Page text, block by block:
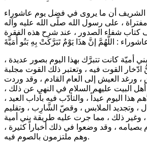
الشريف أن ما يروى في فضل يوم عاشوراء
، على رسول الله صلّى الله عليه وآله
شفاء الصدور ، عند شرح هذه الفقرة
: اللَّهُمَّ إنَّ هذَا يَوْمٌ تَبَرَّكَتْ بِهِ بَنُو أُمَيَّةَ
أميّة كانت تتبرَّك بهذا اليوم بصور عديدة ،
ادّخار القوت فيه ، وتعتبر ذلك القوت مجلبة
ورغد العيش إلى العام القادم ، وقد وردت
البيت عليهم السلام في النهي عن ذلك ،
هذا اليوم عيداً ، والتأدّب فيه بآداب العيد ،
، وتجديد الملابس ، وقصّ الشَّارِب ، وتقليم
، وغير ذلك ، مما جرت عليه طريقة بني أمية
بصيامه ، وقد وضعوا في ذلك أخباراً كثيرة ،
وهم ملتزمون بالصوم فيه.